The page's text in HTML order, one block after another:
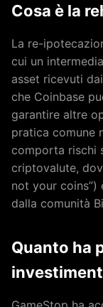
Cosa è la
La re-
cui un
asset ricevuti
che Coinbase
garantire altre
pratica comune
comporta rischi
criptovalute,
not your coins”)
dalla comunità
Quanto ha